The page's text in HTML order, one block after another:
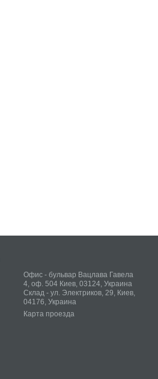
Офис - бульвар Вацлава Гавела
4, оф. 504 Киев, 03124, Украина
Склад - ул. Электриков, 29, Киев,
04176, Украина
Карта проезда